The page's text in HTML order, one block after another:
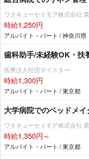
ワタキューセイモア株式会社
時給1,250円
アルバイト・パート / 神奈川県
歯科助手/未経験OK・扶
医療法人社団マイスター
時給1,300円
アルバイト・パート / 東京都
大学病院でのベッドメイ
ワタキューセイモア株式会社
時給1,350円～
アルバイト・パート / 東京都